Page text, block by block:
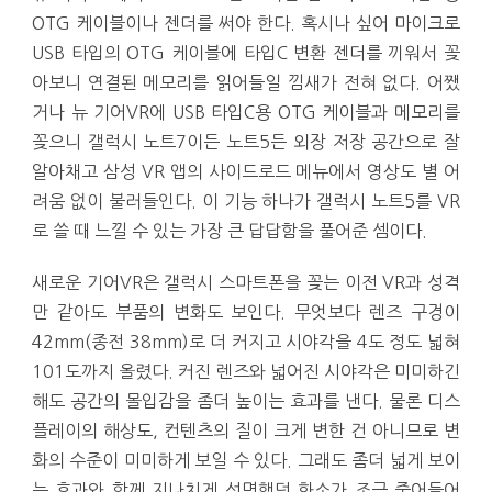
OTG 케이블이나 젠더를 써야 한다. 혹시나 싶어 마이크로
USB 타입의 OTG 케이블에 타입C 변환 젠더를 끼워서 꽂
아보니 연결된 메모리를 읽어들일 낌새가 전혀 없다. 어쨌
거나 뉴 기어VR에 USB 타입C용 OTG 케이블과 메모리를
꽂으니 갤럭시 노트7이든 노트5든 외장 저장 공간으로 잘
알아채고 삼성 VR 앱의 사이드로드 메뉴에서 영상도 별 어
려움 없이 불러들인다. 이 기능 하나가 갤럭시 노트5를 VR
로 쓸 때 느낄 수 있는 가장 큰 답답함을 풀어준 셈이다.
새로운 기어VR은 갤럭시 스마트폰을 꽂는 이전 VR과 성격
만 같아도 부품의 변화도 보인다. 무엇보다 렌즈 구경이
42mm(종전 38mm)로 더 커지고 시야각을 4도 정도 넓혀
101도까지 올렸다. 커진 렌즈와 넓어진 시야각은 미미하긴
해도 공간의 몰입감을 좀더 높이는 효과를 낸다. 물론 디스
플레이의 해상도, 컨텐츠의 질이 크게 변한 건 아니므로 변
화의 수준이 미미하게 보일 수 있다. 그래도 좀더 넓게 보이